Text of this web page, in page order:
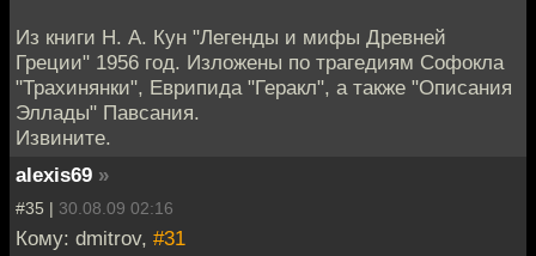
Из книги Н. А. Кун "Легенды и мифы Древней
Греции" 1956 год. Изложены по трагедиям Софокла
"Трахинянки", Еврипида "Геракл", а также "Описания
Эллады" Павсания.
Извините.
alexis69 »
#35 | 30.08.09 02:16
Кому: dmitrov, #31